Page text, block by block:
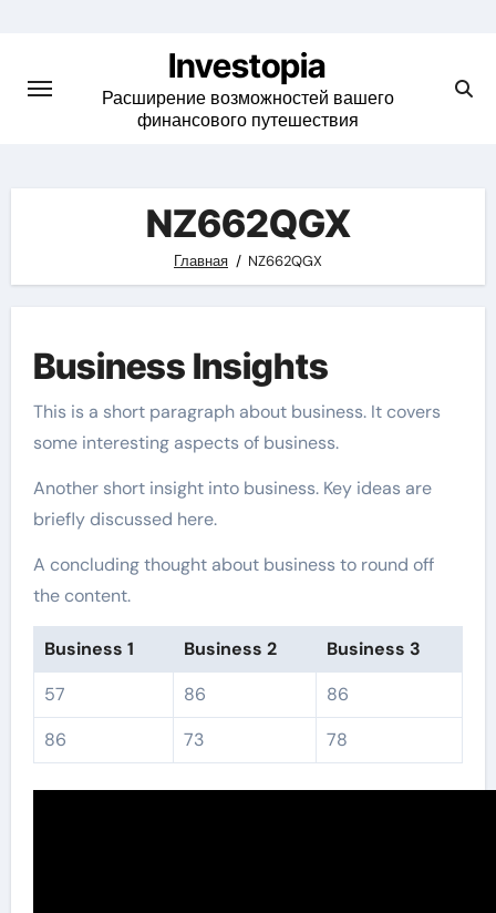
content
Investopia
Расширение возможностей вашего
финансового путешествия
NZ662QGX
Главная NZ662QGX
Business Insights
This is a short paragraph about business. It covers
some interesting aspects of business.
Another short insight into business. Key ideas are
briefly discussed here.
A concluding thought about business to round off
the content.
Business 1 Business 2
Business 3
57
86
86
86
73 78